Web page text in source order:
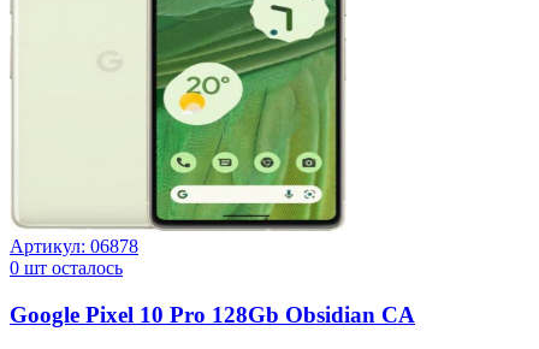
Артикул: 06878
0 шт осталось
Google Pixel 10 Pro 128Gb Obsidian CA